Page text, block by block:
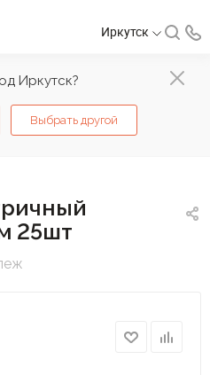
Иркутск?
Выбрать другой
Иркутск
25шт